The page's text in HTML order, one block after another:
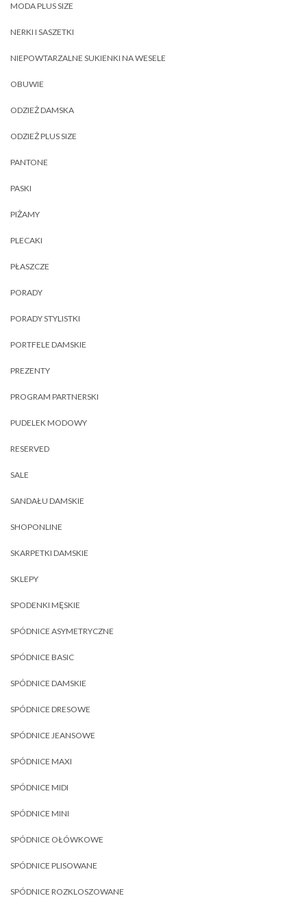
MODA PLUS SIZE
NERKI I SASZETKI
NIEPOWTARZALNE SUKIENKI NA WESELE
OBUWIE
ODZIEŻ DAMSKA
ODZIEŻ PLUS SIZE
PANTONE
PASKI
PIŻAMY
PLECAKI
PŁASZCZE
PORADY
PORADY STYLISTKI
PORTFELE DAMSKIE
PREZENTY
PROGRAM PARTNERSKI
PUDELEK MODOWY
RESERVED
SALE
SANDAŁU DAMSKIE
SHOPONLINE
SKARPETKI DAMSKIE
SKLEPY
SPODENKI MĘSKIE
SPÓDNICE ASYMETRYCZNE
SPÓDNICE BASIC
SPÓDNICE DAMSKIE
SPÓDNICE DRESOWE
SPÓDNICE JEANSOWE
SPÓDNICE MAXI
SPÓDNICE MIDI
SPÓDNICE MINI
SPÓDNICE OŁÓWKOWE
SPÓDNICE PLISOWANE
SPÓDNICE ROZKLOSZOWANE